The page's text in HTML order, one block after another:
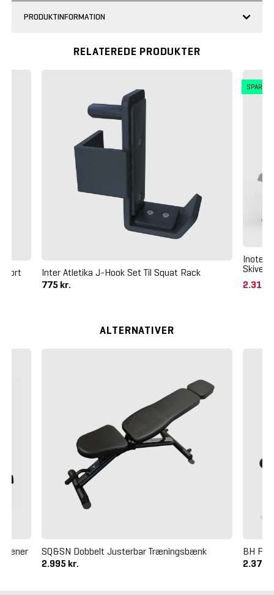
PRODUKTINFORMATION
RELATEREDE PRODUKTER
Sort
Inter Atletika J-Hook Set Til Squat Rack
775 kr.
SPAR
Inotec
2.315
ALTERNATIVER
SQ&SN Dobbelt Justerbar Træningsbænk
2.995 kr.
BH
2.375